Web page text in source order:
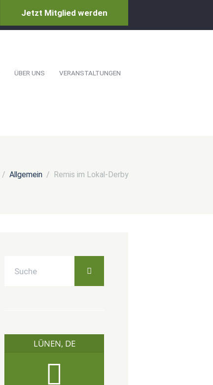
Jetzt Mitglied werden
ÜBER UNS VERANSTALTUNGEN
Allgemein Remis im Lokal-Derby
LÜNEN, DE